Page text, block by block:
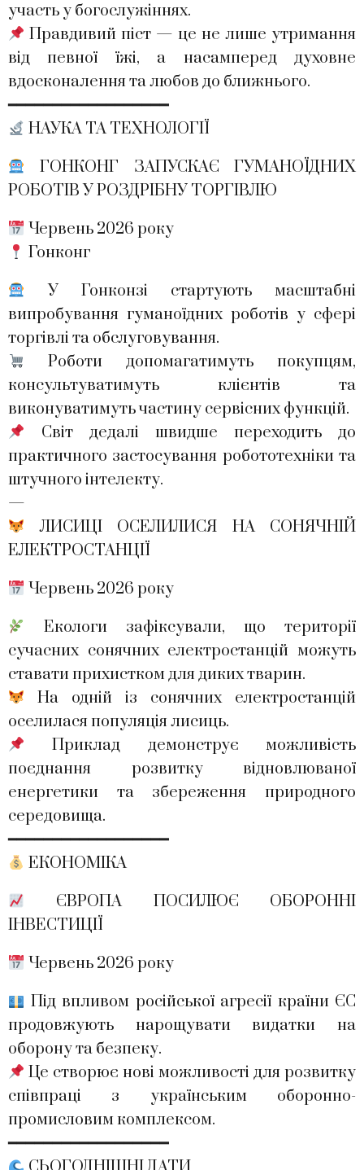
участь у богослужіннях.
Правдивий піст — це не лише утримання
від певної їжі, а насамперед духовне
вдосконалення та любов до ближнього.
━━━━━━━━━━━━━━━━━━
НАУКА ТА ТЕХНОЛОГІЇ
ГОНКОНГ ЗАПУСКАЄ ГУМАНОЇДНИХ
РОБОТІВ У РОЗДРІБНУ ТОРГІВЛЮ
Червень 2026 року
Гонконг
У Гонконзі стартують масштабні
випробування гуманоїдних роботів у сфері
торгівлі та обслуговування.
Роботи допомагатимуть покупцям,
консультуватимуть клієнтів та
виконуватимуть частину сервісних функцій.
Світ дедалі швидше переходить до
практичного застосування робототехніки та
штучного інтелекту.
—
ЛИСИЦІ ОСЕЛИЛИСЯ НА СОНЯЧНІЙ
ЕЛЕКТРОСТАНЦІЇ
Червень 2026 року
Екологи зафіксували, що території
сучасних сонячних електростанцій можуть
ставати прихистком для диких тварин.
На одній із сонячних електростанцій
оселилася популяція лисиць.
Приклад демонструє можливість
поєднання розвитку відновлюваної
енергетики та збереження природного
середовища.
━━━━━━━━━━━━━━━━━━
ЕКОНОМІКА
ЄВРОПА ПОСИЛЮЄ ОБОРОННІ
ІНВЕСТИЦІЇ
Червень 2026 року
Під впливом російської агресії країни ЄС
продовжують нарощувати видатки на
оборону та безпеку.
Це створює нові можливості для розвитку
співпраці з українським оборонно-
промисловим комплексом.
━━━━━━━━━━━━━━━━━━